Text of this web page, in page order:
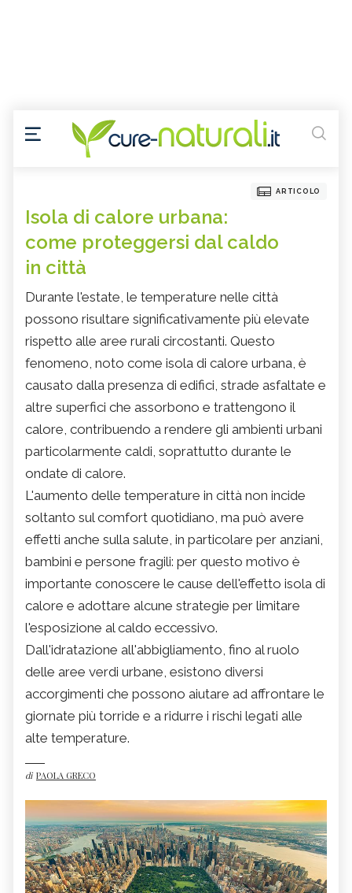
ARTICOLO
Isola di calore urbana:
come proteggersi dal caldo
in città
Durante l'estate, le temperature nelle città
possono risultare significativamente più elevate
rispetto alle aree rurali circostanti. Questo
fenomeno, noto come isola di calore urbana, è
causato dalla presenza di edifici, strade asfaltate e
altre superfici che assorbono e trattengono il
calore, contribuendo a rendere gli ambienti urbani
particolarmente caldi, soprattutto durante le
ondate di calore.
L'aumento delle temperature in città non incide
soltanto sul comfort quotidiano, ma può avere
effetti anche sulla salute, in particolare per anziani,
bambini e persone fragili: per questo motivo è
importante conoscere le cause dell'effetto isola di
calore e adottare alcune strategie per limitare
l'esposizione al caldo eccessivo.
Dall'idratazione all'abbigliamento, fino al ruolo
delle aree verdi urbane, esistono diversi
accorgimenti che possono aiutare ad affrontare le
giornate più torride e a ridurre i rischi legati alle
alte temperature.
di PAOLA GRECO